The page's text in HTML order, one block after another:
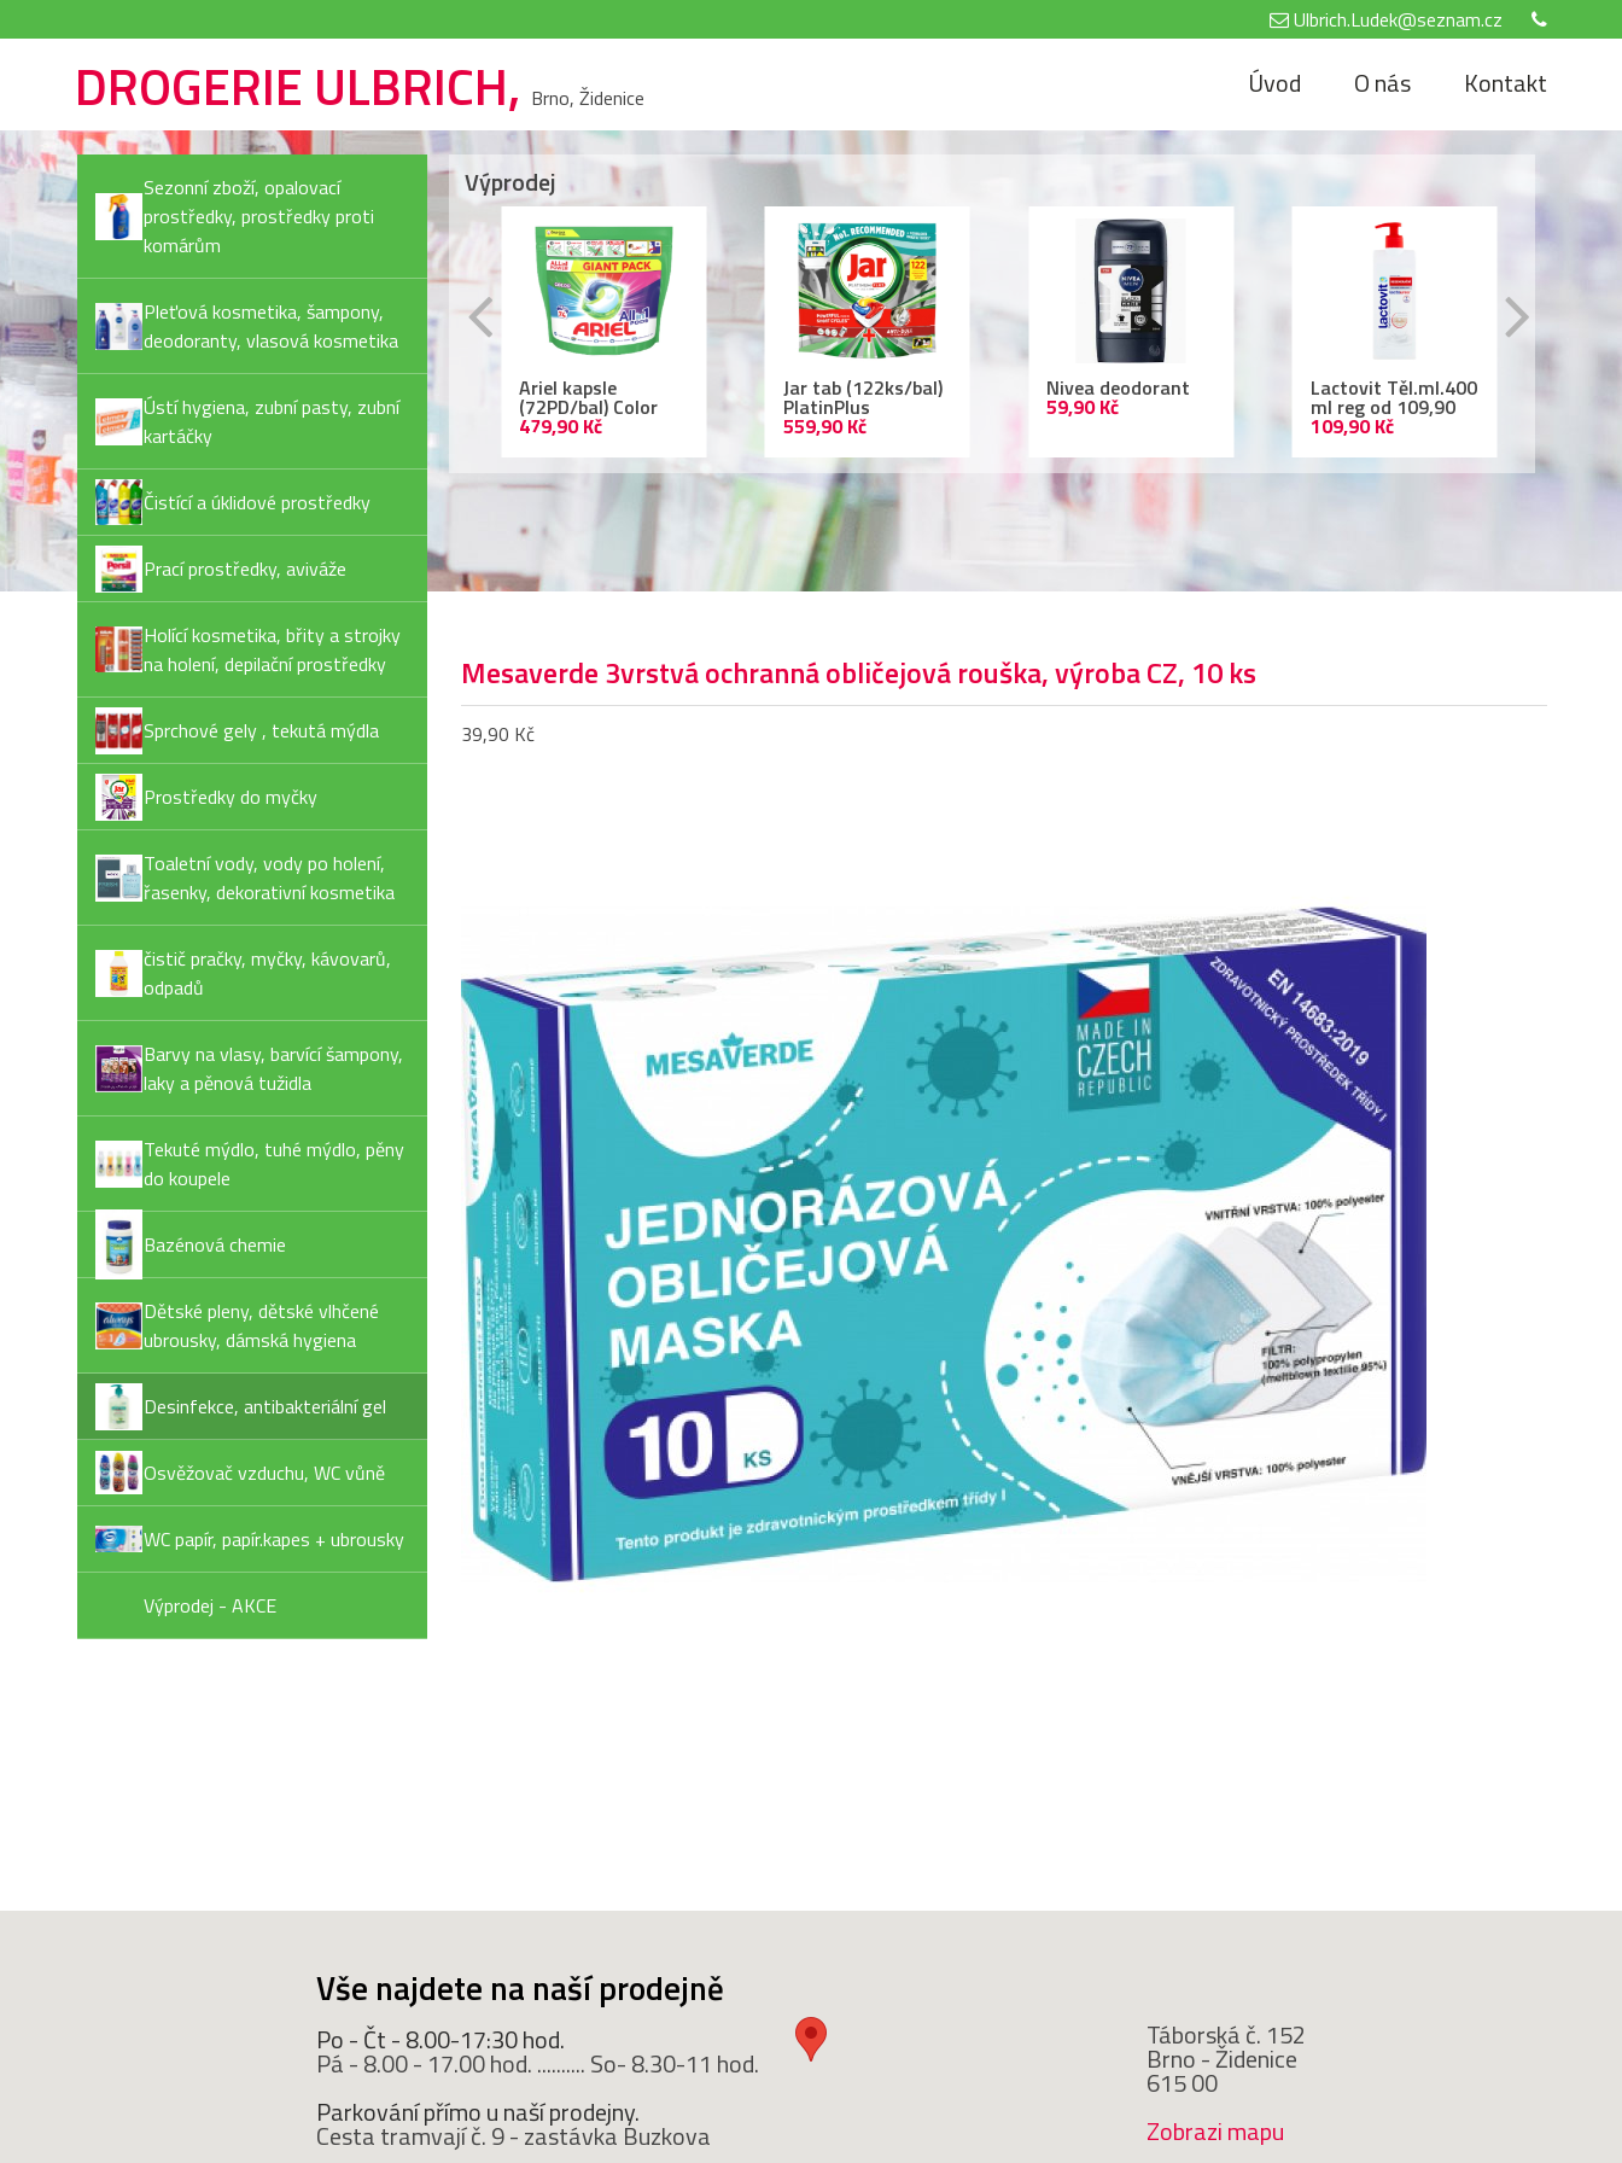
Ulbrich.Ludek@seznam.cz
DROGERIE ULBRICH, Brno, Židenice Úvod O nás Kontakt
Sezonní zboží, opalovací
prostředky, prostředky proti
komárům
Pleťová kosmetika, šampony,
deodoranty, vlasová kosmetika
Ústí hygiena, zubní pasty, zubní
kartáčky
Čistící a úklidové prostředky
Prací prostředky, aviváže
Holící kosmetika, břity a strojky
na holení, depilační prostředky
Sprchové gely , tekutá mýdla
Prostředky do myčky
Toaletní vody, vody po holení,
řasenky, dekorativní kosmetika
čistič pračky, myčky, kávovarů,
odpadů
Barvy na vlasy, barvící šampony,
laky a pěnová tužidla
Tekuté mýdlo, tuhé mýdlo, pěny
do koupele
Bazénová chemie
Dětské pleny, dětské vlhčené
ubrousky, dámská hygiena
Desinfekce, antibakteriální gel
Osvěžovač vzduchu, WC vůně
WC papír, papír.kapes + ubrousky
Výprodej - AKCE
Výprodej
Invisible Pure
Kč
(72PD/bal) Color
479,90 Kč
Jar tab (122ks/bal)
PlatinPlus
559,90 Kč
Nivea deodorant
59,90 Kč
Lactovit Těl.ml.400
ml reg od 109,90
109,90 Kč
Air Wick 250ml
69,90 Kč
Mesaverde 3vrstvá ochranná obličejová rouška, výroba CZ, 10 ks
39,90 Kč
Vše najdete na naší prodejně
Po - Čt - 8.00-17:30 hod.
Pá - 8.00 - 17.00 hod. .......... So- 8.30-11 hod.
Parkování přímo u naší prodejny.
Cesta tramvají č. 9 - zastávka Buzkova
Táborská č. 152
Brno - Židenice
615 00
Zobrazi mapu